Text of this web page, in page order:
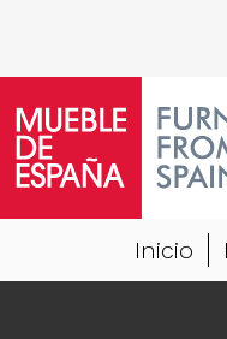
Inicio